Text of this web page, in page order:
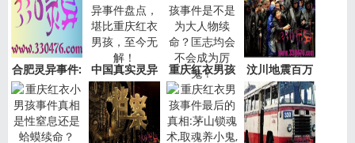
合肥灵异事件:
新加坡
中国真实灵异
事件盘
重庆红衣男孩
事件是
汶川地震百万
“阴兵